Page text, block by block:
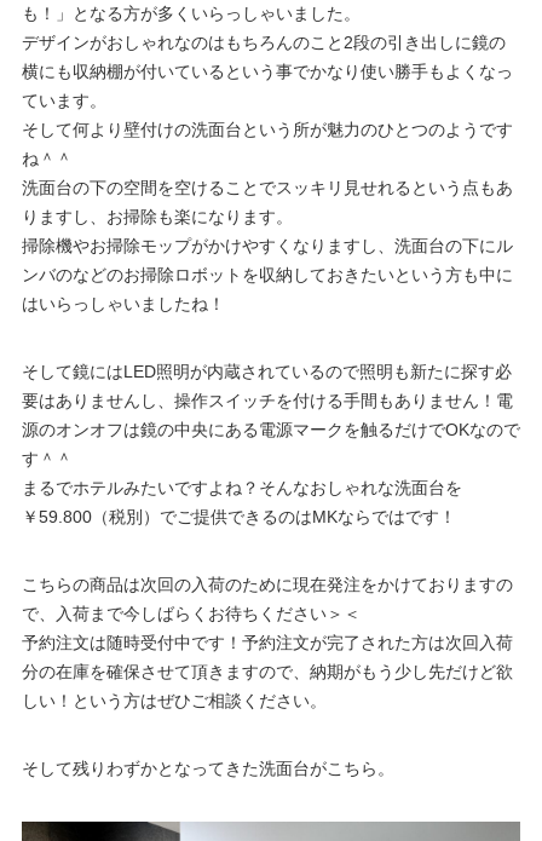
も！」となる方が多くいらっしゃいました。
デザインがおしゃれなのはもちろんのこと2段の引き出しに鏡の
横にも収納棚が付いているという事でかなり使い勝手もよくなっ
ています。
そして何より壁付けの洗面台という所が魅力のひとつのようです
ね＾＾
洗面台の下の空間を空けることでスッキリ見せれるという点もあ
りますし、お掃除も楽になります。
掃除機やお掃除モップがかけやすくなりますし、洗面台の下にル
ンバのなどのお掃除ロボットを収納しておきたいという方も中に
はいらっしゃいましたね！
そして鏡にはLED照明が内蔵されているので照明も新たに探す必
要はありませんし、操作スイッチを付ける手間もありません！電
源のオンオフは鏡の中央にある電源マークを触るだけでOKなので
す＾＾
まるでホテルみたいですよね？そんなおしゃれな洗面台を
￥59.800（税別）でご提供できるのはMKならではです！
こちらの商品は次回の入荷のために現在発注をかけておりますの
で、入荷まで今しばらくお待ちください＞＜
予約注文は随時受付中です！予約注文が完了された方は次回入荷
分の在庫を確保させて頂きますので、納期がもう少し先だけど欲
しい！という方はぜひご相談ください。
そして残りわずかとなってきた洗面台がこちら。